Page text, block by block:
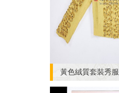
黃色絨質套裝秀服